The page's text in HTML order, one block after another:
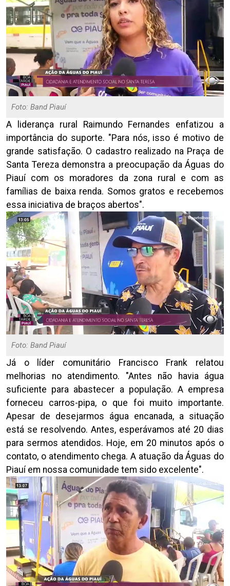
Foto: Band Piauí
A liderança rural Raimundo Fernandes enfatizou a
importância do suporte. "Para nós, isso é motivo de
grande satisfação. O cadastro realizado na Praça de
Santa Tereza demonstra a preocupação da Águas do
Piauí com os moradores da zona rural e com as
famílias de baixa renda. Somos gratos e recebemos
essa iniciativa de braços abertos".
Foto: Band Piauí
Já o líder comunitário Francisco Frank relatou
melhorias no atendimento. "Antes não havia água
suficiente para abastecer a população. A empresa
forneceu carros-pipa, o que foi muito importante.
Apesar de desejarmos água encanada, a situação
está se resolvendo. Antes, esperávamos até 20 dias
para sermos atendidos. Hoje, em 20 minutos após o
contato, o atendimento chega. A atuação da Águas do
Piauí em nossa comunidade tem sido excelente".